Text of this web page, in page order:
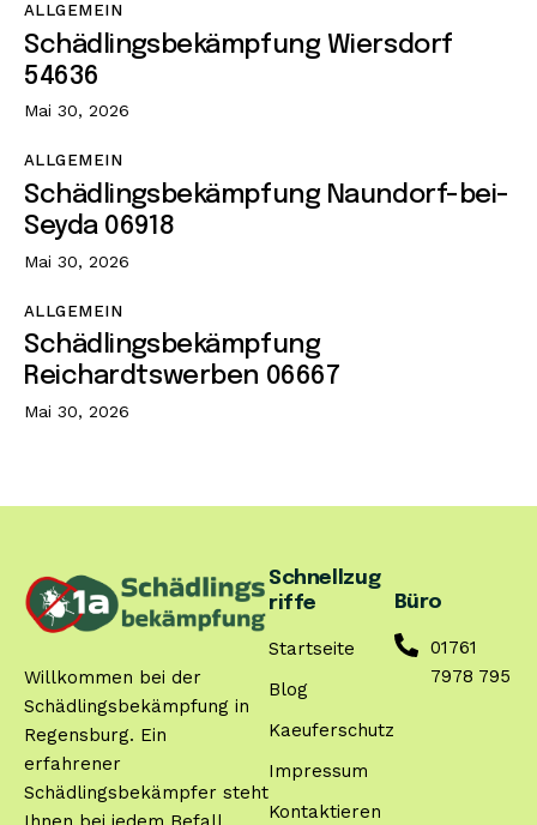
ALLGEMEIN
Schädlingsbekämpfung Wiersdorf
54636
Mai 30, 2026
ALLGEMEIN
Schädlingsbekämpfung Naundorf-bei-
Seyda 06918
Mai 30, 2026
ALLGEMEIN
Schädlingsbekämpfung
Reichardtswerben 06667
Mai 30, 2026
Willkommen bei der
Schädlingsbekämpfung in
Regensburg. Ein
erfahrener
Schädlingsbekämpfer steht
Schnellzug
riffe
Startseite
Blog
Kaeuferschutz
Impressum
Kontaktieren
Büro
01761
7978 795